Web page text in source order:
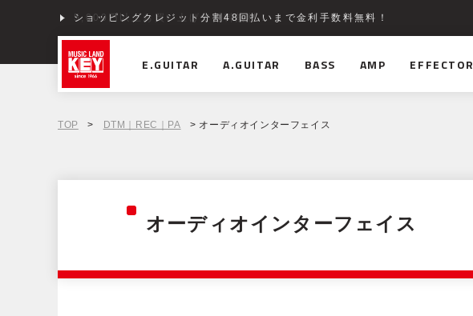
ショッピングクレジット分割48回払いまで金利手数料無料！
E.GUITAR A.GUITAR BASS AMP EFFECTOR
TOP > DTM｜REC｜PA > オーディオインターフェイス
オーディオインターフェイス